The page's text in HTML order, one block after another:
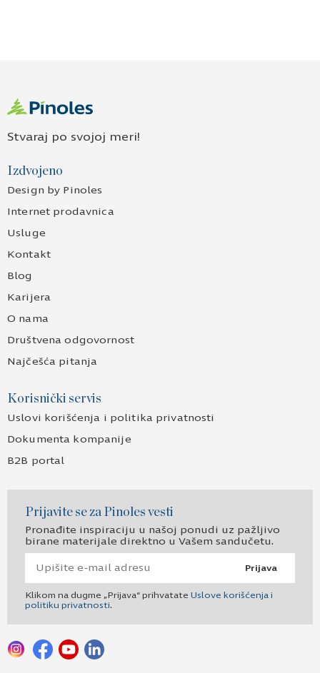
Stvaraj po svojoj meri!
Izdvojeno
Design by Pinoles
Internet prodavnica
Usluge
Kontakt
Blog
Karijera
O nama
Društvena odgovornost
Najčešća pitanja
Korisnički servis
Uslovi korišćenja i politika privatnosti
Dokumenta kompanije
B2B portal
Prijavite se za Pinoles vesti
Pronađite inspiraciju u našoj ponudi uz pažljivo
birane materijale direktno u Vašem sandučetu.
Prijava
Klikom na dugme „Prijava“ prihvatate Uslove korišćenja i
politiku privatnosti.